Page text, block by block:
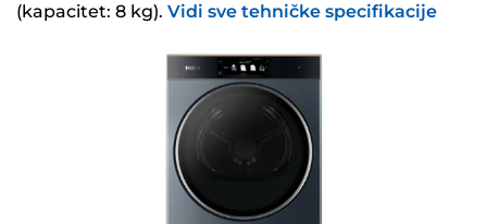
(kapacitet: 8 kg). Vidi sve tehničke specifikacije